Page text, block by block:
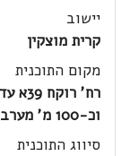
יישוב
קרית מוצקין
מקום התוכנית
וכ-100 מ' מערבית מציר ראשי דרך עכו (כביש 4)
סיווג התוכנית